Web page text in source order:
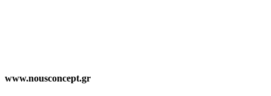
www.nousconcept.gr